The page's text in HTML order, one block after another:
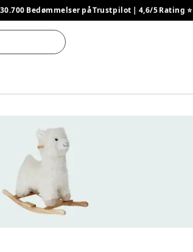
Bedømmelser på Trustpilot | 4,6/5 Rating ⭐️